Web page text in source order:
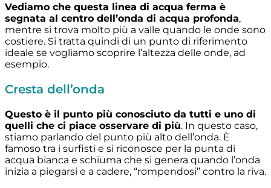
Vediamo che questa linea di acqua ferma è
segnata al centro dell’onda di acqua profonda,
mentre si trova molto più a valle quando le onde sono
costiere. Si tratta quindi di un punto di riferimento
ideale se vogliamo scoprire l’altezza delle onde, ad
esempio.
Cresta dell’onda
Questo è il punto più conosciuto da tutti e uno di
quelli che ci piace osservare di più. In questo caso,
stiamo parlando del punto più alto dell’onda. È
famoso tra i surfisti e si riconosce per la punta di
acqua bianca e schiuma che si genera quando l’onda
inizia a piegarsi e a cadere, “rompendosi” contro la riva.